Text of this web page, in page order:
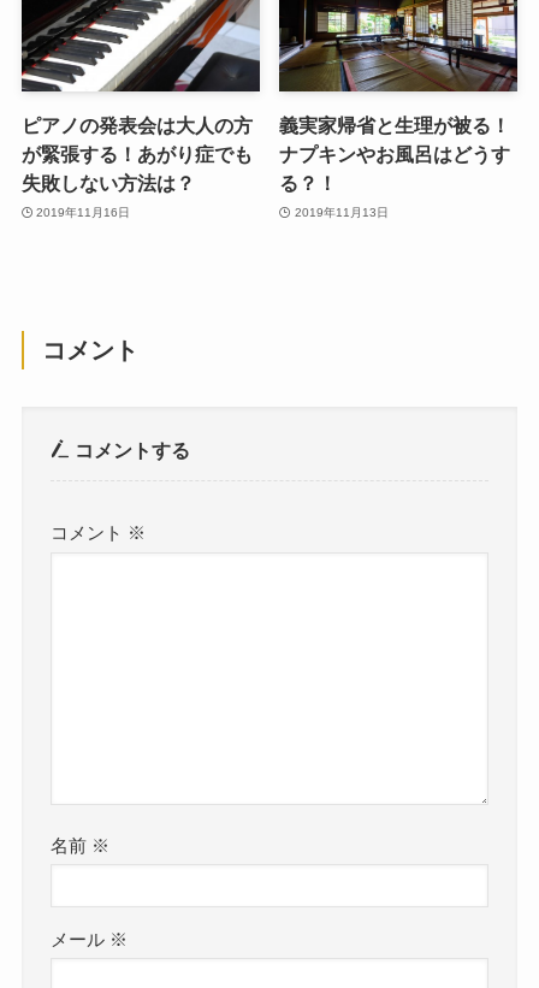
ピアノの発表会は大人の方
が緊張する！あがり症でも
失敗しない方法は？
2019年11月16日
義実家帰省と生理が被る！
ナプキンやお風呂はどうす
る？！
2019年11月13日
コメント
コメントする
コメント ※
名前 ※
メール ※